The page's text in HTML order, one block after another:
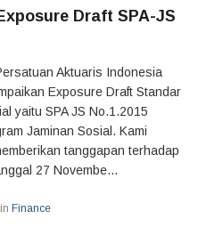
Draft SPA-JS
Aktuaris Indonesia
Exposure Draft Standar
yaitu SPA JS No.1.2015
Jaminan Sosial. Kami
tanggapan terhadap
27 Novembe...
Finance